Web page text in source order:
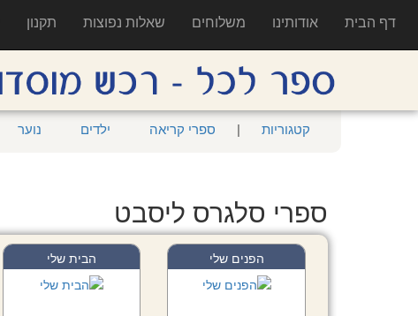
דף הבית אודותינו משלוחים שאלות נפוצות תקנון
קטגוריות | ספרי קריאה ילדים נוער
ספרי סלגרס ליסבט
הפנים שלי הבית שלי